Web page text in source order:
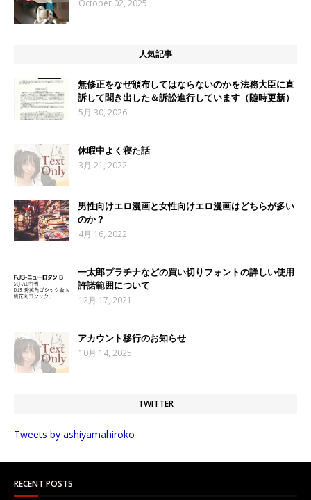
October 02, 2025
人気記事
無修正をなぜ頒布してはならないのかを法務大臣に直
訴して聞き出した＆訴訟進行しています（随時更新）
5月 30, 2026
休暇中よく寝た話
3月 21, 2022
男性向けエロ漫画と女性向けエロ漫画はどちらが多い
のか？
4月 16, 2022
一太郎プラチナなどの買い切りフォントの詳しい使用
許諾範囲について
12月 17, 2021
アカウント移行のお知らせ
10月 14, 2025
TWITTER
Tweets by ashiyamahiroko
RECENT POSTS